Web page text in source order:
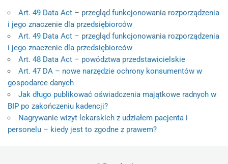
Art. 49 Data Act – przegląd funkcjonowania rozporządzenia
i jego znaczenie dla przedsiębiorców
Art. 49 Data Act – przegląd funkcjonowania rozporządzenia
i jego znaczenie dla przedsiębiorców
Art. 48 Data Act – powództwa przedstawicielskie
Art. 47 DA – nowe narzędzie ochrony konsumentów w
gospodarce danych
Jak długo publikować oświadczenia majątkowe radnych w
BIP po zakończeniu kadencji?
Nagrywanie wizyt lekarskich z udziałem pacjenta i
personelu – kiedy jest to zgodne z prawem?